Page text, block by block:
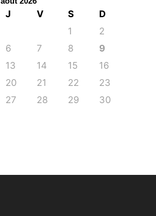
J V S
D
1
2
6 7 8
9
13 14 15
16
20 21 22
23
27 28 29
30